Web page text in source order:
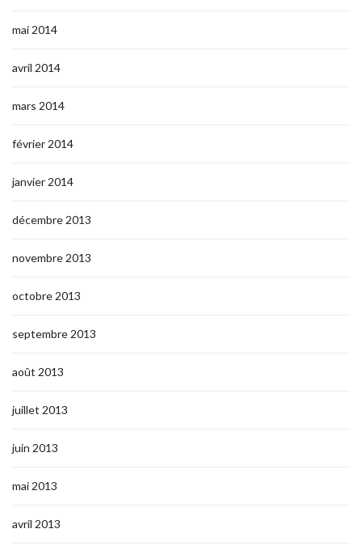
mai 2014
avril 2014
mars 2014
février 2014
janvier 2014
décembre 2013
novembre 2013
octobre 2013
septembre 2013
août 2013
juillet 2013
juin 2013
mai 2013
avril 2013